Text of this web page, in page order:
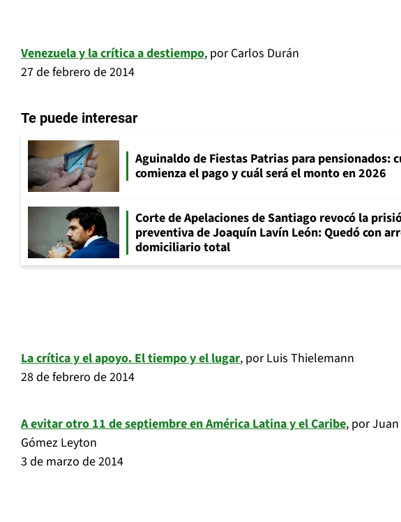
Venezuela y la crítica a destiempo, por Carlos Durán
27 de febrero de 2014
Te puede interesar
Aguinaldo de Fiestas Patrias para pensionados:
comienza el pago y cuál será el monto en 2026
Corte de Apelaciones de Santiago revocó la
preventiva de Joaquín Lavín León: Quedó con
domiciliario total
La crítica y el apoyo. El tiempo y el lugar, por Luis Thielemann
28 de febrero de 2014
A evitar otro 11 de septiembre en América Latina y el Caribe, por
Gómez Leyton
3 de marzo de 2014